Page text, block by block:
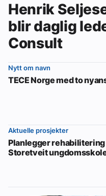
Henrik
blir daglig
Consult
Nytt om navn
TECE Norge med to
Aktuelle prosjekter
Planlegger rehabilitering
Storetveit